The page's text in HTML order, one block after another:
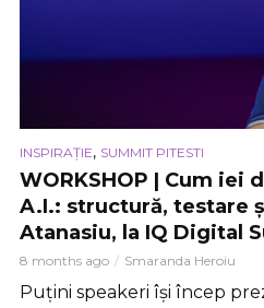
INSPIRAȚIE, SUMMIT PITESTI
WORKSHOP | Cum iei
A.I.: structură, testare
Atanasiu, la IQ Digital
8 months ago Smaranda Heroiu
Puțini speakeri își încep